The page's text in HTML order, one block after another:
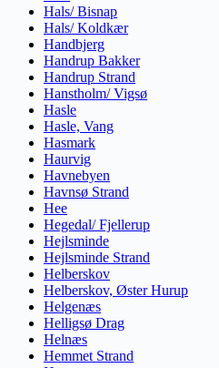
Hals/ Bisnap
Hals/ Koldkær
Handbjerg
Handrup Bakker
Handrup Strand
Hanstholm/ Vigsø
Hasle
Hasle, Vang
Hasmark
Haurvig
Havnebyen
Havnsø Strand
Hee
Hegedal/ Fjellerup
Hejlsminde
Hejlsminde Strand
Helberskov
Helberskov, Øster Hurup
Helgenæs
Helligsø Drag
Helnæs
Hemmet Strand